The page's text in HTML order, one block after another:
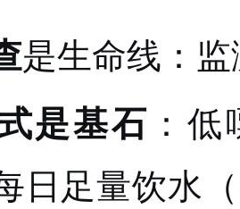
是生命线：
是基石 ：
日足量饮水